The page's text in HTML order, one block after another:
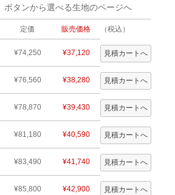
ボタンから選べる生地のページへ
定価 販売価格 （税込）
¥74,250 ¥37,120
¥76,560 ¥38,280
¥78,870 ¥39,430
¥81,180 ¥40,590
¥83,490 ¥41,740
¥85,800 ¥42,900